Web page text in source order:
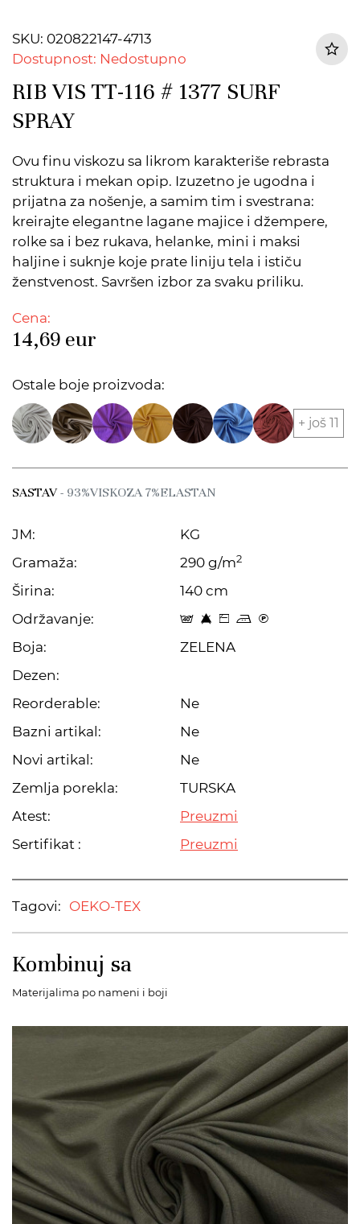
SKU: 020822147-4713
Dostupnost: Nedostupno
RIB VIS TT-116 # 1377 SURF
SPRAY
Ovu finu viskozu sa likrom karakteriše rebrasta
struktura i mekan opip. Izuzetno je ugodna i
prijatna za nošenje, a samim tim i svestrana:
kreirajte elegantne lagane majice i džempere,
rolke sa i bez rukava, helanke, mini i maksi
haljine i suknje koje prate liniju tela i ističu
ženstvenost. Savršen izbor za svaku priliku.
Cena:
14,69 eur
Ostale boje proizvoda:
+ još 11
SASTAV- 93%VISKOZA 7%ELASTAN
JM:
KG
Gramaža:
290 g/m2
Širina:
140 cm
Održavanje:
t 8 Z p C
Boja:
ZELENA
Dezen:
Reorderable:
Ne
Bazni artikal:
Ne
Novi artikal:
Ne
Zemlja porekla:
TURSKA
Atest:
Preuzmi
Sertifikat :
Preuzmi
Tagovi: OEKO-TEX
Kombinuj sa
Materijalima po nameni i boji